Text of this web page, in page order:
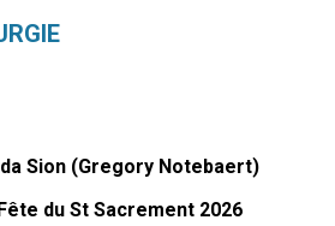
Sion (Gregory Notebaert)
du St Sacrement 2026